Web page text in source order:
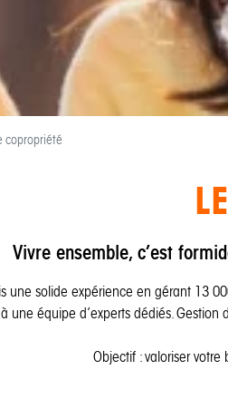
copropriété
Vivre ensemble, c’est
une solide expérience en gérant 13
une équipe d’experts dédiés.
Objectif : valoriser